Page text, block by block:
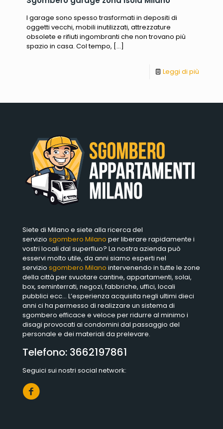
I garage sono spesso trasformati in depositi di
oggetti vecchi, mobili inutilizzati, attrezzature
obsolete e rifiuti ingombranti che non trovano più
spazio in casa. Col tempo, […]
Leggi di più
Siete di Milano e siete alla ricerca del
servizio sgombero Milano per liberare rapidamente i
vostri locali dal superfluo? La nostra azienda può
esservi molto utile, da anni siamo esperti nel
servizio sgombero Milano intervenendo in tutte le zone
della città per svuotare cantine, appartamenti, solai,
box, seminterrati, negozi, fabbriche, uffici, locali
pubblici ecc… L’esperienza acquisita negli ultimi dieci
anni ci ha permesso di realizzare un sistema di
sgombero efficace e veloce per ridurre al minimo i
disagi provocati ai condomini dal passaggio del
personale e dei materiali da prelevare.
Telefono: 3662197861
Seguici sui nostri social network: